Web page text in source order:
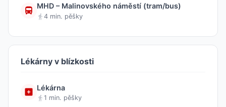
MHD – Malinovského náměstí (tram/bus)
4 min. pěšky
Lékárny v blízkosti
Lékárna
1 min. pěšky